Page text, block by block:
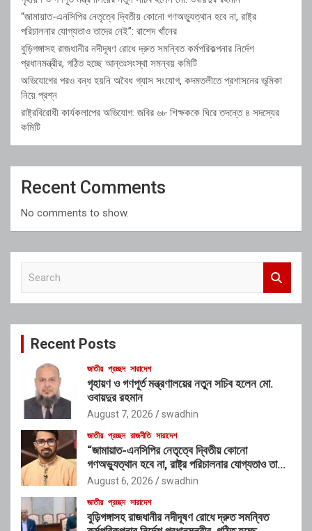
“জামায়াত-এনসিপির নেতৃত্বে দ্বিতীয় কোনো গণঅভ্যুত্থান হবে না, রাষ্ট্র
পরিচালনার যোগ্যতাও তাদের নেই”: রাশেদ খাঁনের
বুড়িগঙ্গাসহ রাজধানীর নদীদূষণ রোধে দ্রুত সমন্বিত কর্মপরিকল্পনার নির্দেশ
প্রধানমন্ত্রীর, গঠিত হচ্ছে আন্তঃসংস্থা সমন্বয় কমিটি
অভিযোগের পরও বন্ধ হয়নি অবৈধ গ্যাস সংযোগ, কদমতলীতে প্রশাসনের ভূমিকা
নিয়ে প্রশ্ন
রাষ্ট্রবিরোধী কার্যকলাপের অভিযোগ: জবির ৬৮ শিক্ষককে ঘিরে তদন্তে ৪ সদস্যের
কমিটি
Recent Comments
No comments to show.
c
Recent Posts
জাতীয় প্রচ্ছদ সারাদেশ
গৃহায়ণ ও গণপূর্ত মন্ত্রণালয়ের নতুন সচিব হলেন মো.
ওবায়দুর রহমান
August 7, 2026 swadhin
জাতীয় প্রচ্ছদ রাজনীতি সারাদেশ
“জামায়াত-এনসিপির নেতৃত্বে দ্বিতীয় কোনো
গণঅভ্যুত্থান হবে না, রাষ্ট্র পরিচালনার যোগ্যতাও তাদের
নেই”: রাশেদ খাঁনের
August 6, 2026 swadhin
জাতীয় প্রচ্ছদ সারাদেশ
বুড়িগঙ্গাসহ রাজধানীর নদীদূষণ রোধে দ্রুত সমন্বিত